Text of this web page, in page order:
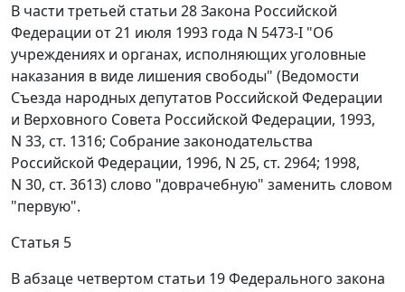
В части третьей статьи 28 Закона Российской
Федерации от 21 июля 1993 года N 5473-I "Об
учреждениях и органах, исполняющих уголовные
наказания в виде лишения свободы" (Ведомости
Съезда народных депутатов Российской Федерации
и Верховного Совета Российской Федерации, 1993,
N 33, ст. 1316; Собрание законодательства
Российской Федерации, 1996, N 25, ст. 2964; 1998,
N 30, ст. 3613) слово "доврачебную" заменить словом
"первую".
Статья 5
В абзаце четвертом статьи 19 Федерального закона